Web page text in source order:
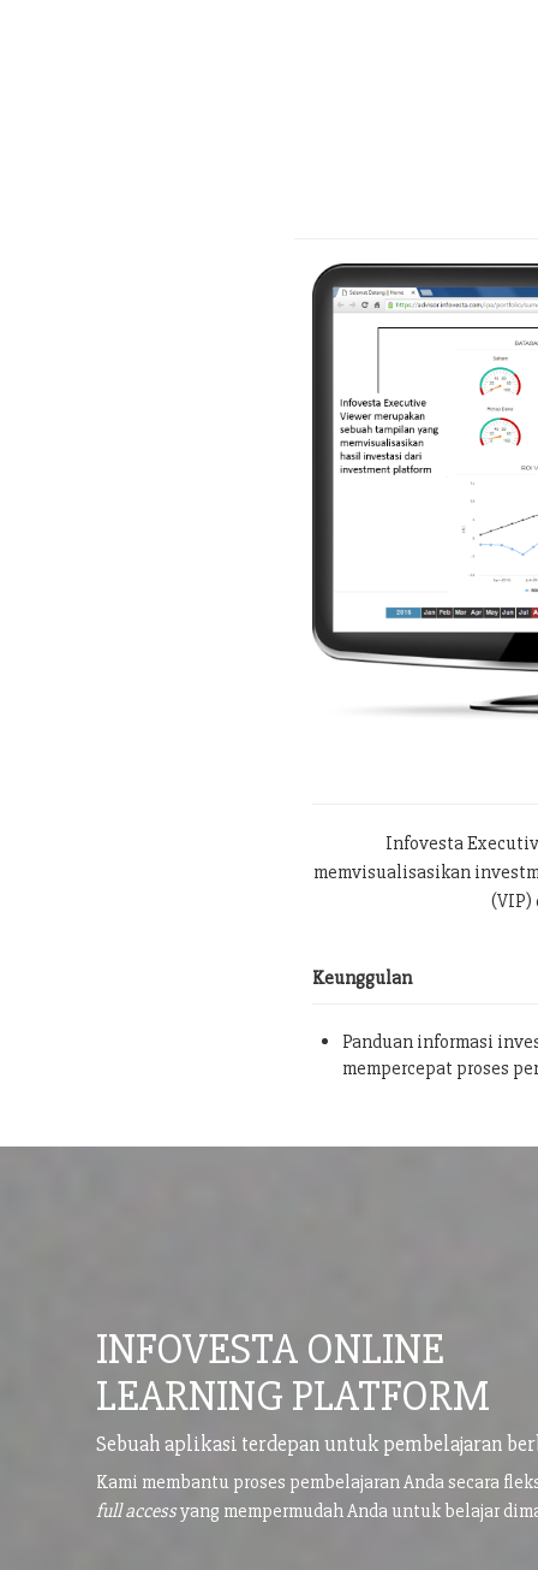
Infovesta
memvisualisasikan
(VIP)
Keunggulan
Panduan informasi
mempercepat proses
INFOVESTA ONLINE
LEARNING PLATFORM
Sebuah aplikasi terdepan untuk pembelajaran
Kami membantu proses pembelajaran Anda secara
full accessyang mempermudah Anda untuk belajar